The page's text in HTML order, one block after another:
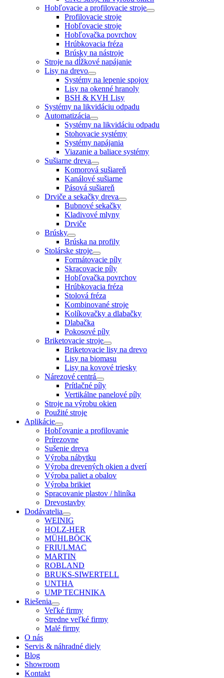
Hobľovacie a profilovacie stroje
Profilovacie stroje
Hobľovacie stroje
Hobľovačka povrchov
Hrúbkovacia fréza
Brúsky na nástroje
Stroje na dĺžkové napájanie
Lisy na drevo
Systémy na lepenie spojov
Lisy na okenné hranoly
BSH & KVH Lisy
Systémy na likvidáciu odpadu
Automatizácia
Systémy na likvidáciu odpadu
Stohovacie systémy
Systémy napájania
Viazanie a baliace systémy
Sušiarne dreva
Komorová sušiareň
Kanálové sušiarne
Pásová sušiareň
Drviče a sekačky dreva
Bubnové sekačky
Kladivové mlyny
Drviče
Brúsky
Brúska na profily
Stolárske stroje
Formátovacie píly
Skracovacie píly
Hobľovačka povrchov
Hrúbkovacia fréza
Stolová fréza
Kombinované stroje
Kolíkovačky a dlabačky
Dlabačka
Pokosové píly
Briketovacie stroje
Briketovacie lisy na drevo
Lisy na biomasu
Lisy na kovové triesky
Nárezové centrá
Prítlačné píly
Vertikálne panelové píly
Stroje na výrobu okien
Použité stroje
Aplikácie
Hobľovanie a profilovanie
Prírezovne
Sušenie dreva
Výroba nábytku
Výroba drevených okien a dverí
Výroba paliet a obalov
Výroba brikiet
Spracovanie plastov / hliníka
Drevostavby
Dodávatelia
WEINIG
HOLZ-HER
MÜHLBÖCK
FRIULMAC
MARTIN
ROBLAND
BRUKS-SIWERTELL
UNTHA
UMP TECHNIKA
Riešenia
Veľké firmy
Stredne veľké firmy
Malé firmy
O nás
Servis & náhradné diely
Blog
Showroom
Kontakt